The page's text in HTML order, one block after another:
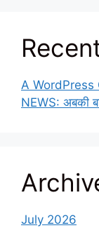
A WordPress
NEWS: अबकी
July 2026